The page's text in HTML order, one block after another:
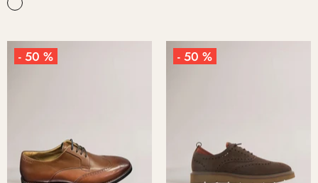
- 50 % - 50 %